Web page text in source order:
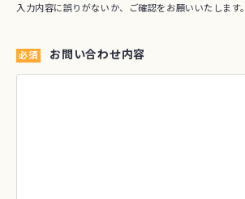
入力内容に誤りがないか、ご確認をお願いいたします。
必須 お問い合わせ内容